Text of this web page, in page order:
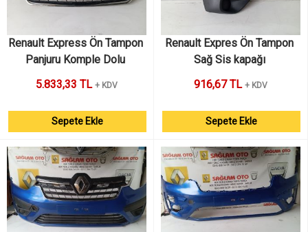
Renault Express Ön Tampon
Panjuru Komple Dolu
5.833,33 TL + KDV
Sepete Ekle
Renault Expres Ön Tampon
Sağ Sis kapağı
916,67 TL + KDV
Sepete Ekle